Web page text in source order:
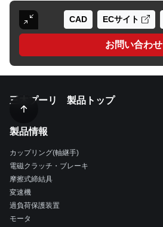
CAD ECサイト
お問い合わせ
三木プーリ 製品トップ
製品情報
カップリング(軸継手)
電磁クラッチ・ブレーキ
摩擦式締結具
変速機
過負荷保護装置
モータ